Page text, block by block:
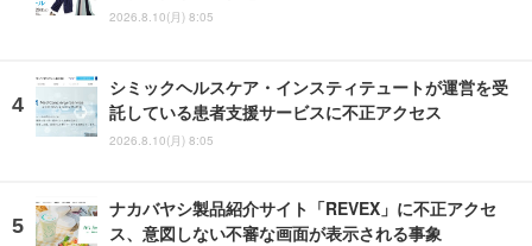
2026.8.10(月) 8:05
シミックヘルスケア・インスティテュートが運営を受
託している患者支援サービスに不正アクセス
2026.8.10(月) 8:05
ナカバヤシ製品紹介サイト「REVEX」に不正アクセ
ス、意図しない不審な画面が表示される事象